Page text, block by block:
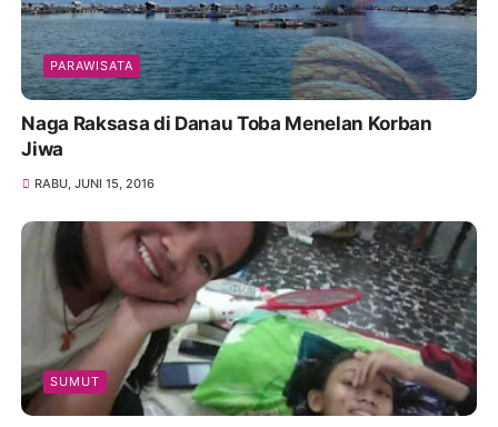
PARAWISATA
Naga Raksasa di Danau Toba Menelan Korban
Jiwa
RABU, JUNI 15, 2016
SUMUT